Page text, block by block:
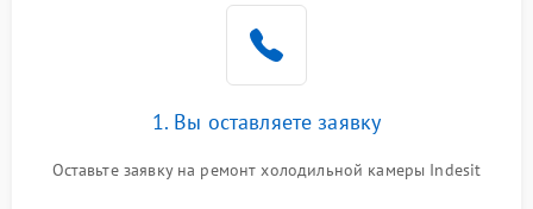
1. Вы оставляете заявку
Оставьте заявку на ремонт холодильной камеры Indesit